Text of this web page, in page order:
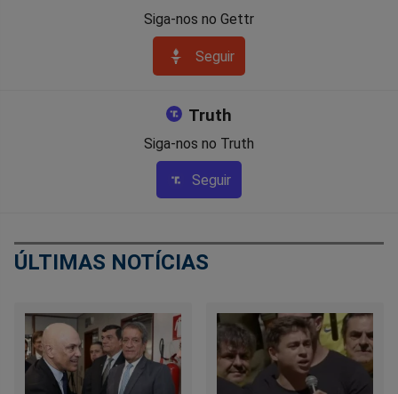
Siga-nos no Gettr
Seguir
Truth
Siga-nos no Truth
Seguir
ÚLTIMAS NOTÍCIAS